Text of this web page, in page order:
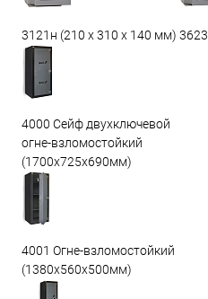
3121н (210 х 310 х 140 мм)
4000 Сейф двухключевой
огне-взломостойкий
(1700х725х690мм)
4001 Огне-взломостойкий
(1380х560х500мм)